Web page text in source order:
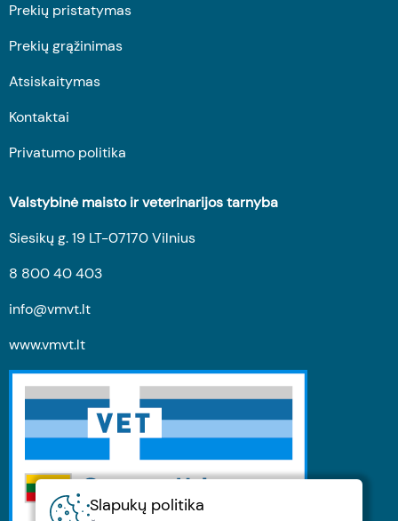
Slapukų politika
Prekių pristatymas
Prekių grąžinimas
Atsiskaitymas
Kontaktai
Privatumo politika
Valstybinė maisto ir veterinarijos tarnyba
Siesikų g. 19 LT-07170 Vilnius
8 800 40 403
info@vmvt.lt
www.vmvt.lt